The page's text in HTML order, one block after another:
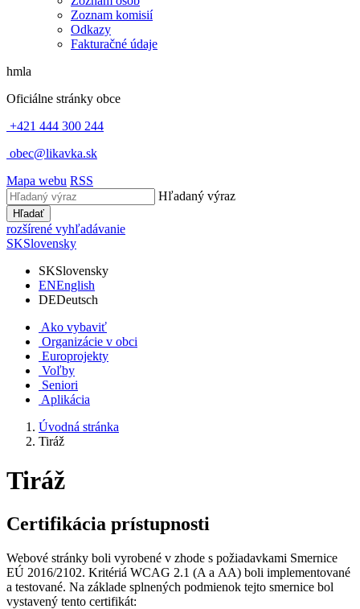
Zoznam komisií
Odkazy
Fakturačné údaje
hmla
Oficiálne stránky obce
+421 444 300 244
obec@likavka.sk
Mapa webu RSS
Hľadaný výraz
Hľadať
rozšírené vyhľadávanie
SKSlovensky
SKSlovensky
ENEnglish
DEDeutsch
Ako vybaviť
Organizácie v obci
Europrojekty
Voľby
Seniori
Aplikácia
Úvodná stránka
Tiráž
Tiráž
Certifikácia prístupnosti
Webové stránky boli vyrobené v zhode s požiadavkami Smernice
EÚ 2016/2102. Kritériá WCAG 2.1 (A a AA) boli implementované
a testované. Na základe splnených podmienok tejto smernice bol
vystavený tento certifikát: